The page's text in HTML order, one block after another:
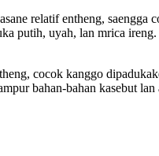
relatif entheng,
putih, uyah, lan mrica
cocok kanggo
bahan-bahan kasebut lan